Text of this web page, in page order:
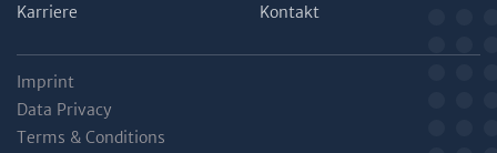
Karriere Kontakt
Imprint
Data Privacy
Terms & Conditions